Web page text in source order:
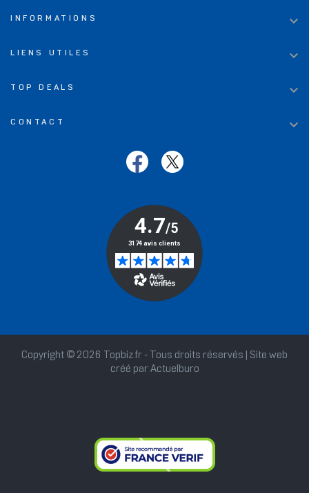
INFORMATIONS 
LIENS UTILES 
TOP DEALS 
CONTACT 
Copyright © 2026 Topbiz.fr - Tous droits réservés | Site web
créé par Actuelburo